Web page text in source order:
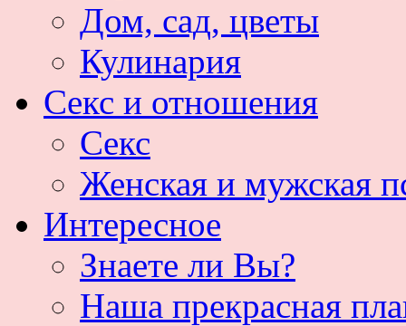
Дом, сад, цветы
Кулинария
Секс и отношения
Секс
Женская и мужская
Интересное
Знаете ли Вы?
Наша прекрасная